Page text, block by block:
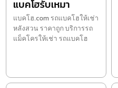
แบคโฮรับเหมา
แบคโฮ.com รถแบคโฮให้เช่า
หลังสวน ราคาถูก บริการรถ
แม็คโครให้เช่า รถแบคโฮ